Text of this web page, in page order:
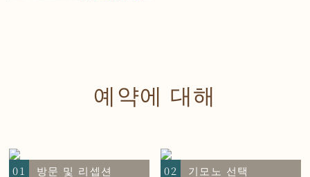
예약에 대해
01 방문 및 리셉션 02 기모노 선택